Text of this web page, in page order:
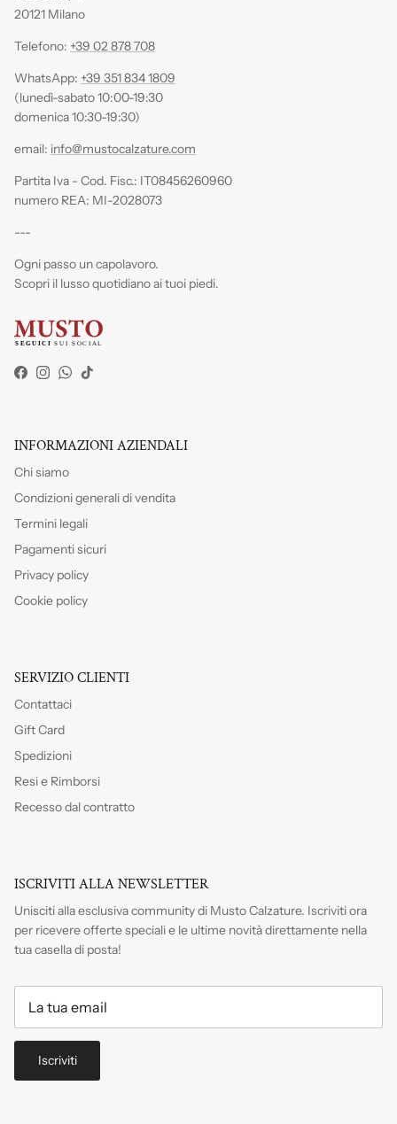
20121 Milano
Telefono: +39 02 878 708
WhatsApp: +39 351 834 1809
(lunedì-sabato 10:00-19:30
domenica 10:30-19:30)
email: info@mustocalzature.com
Partita Iva - Cod. Fisc.: IT08456260960
numero REA: MI-2028073
---
Ogni passo un capolavoro.
Scopri il lusso quotidiano ai tuoi piedi.
Facebook
Instagram
WhatsApp
TikTok
INFORMAZIONI AZIENDALI
Chi siamo
Condizioni generali di vendita
Termini legali
Pagamenti sicuri
Privacy policy
Cookie policy
SERVIZIO CLIENTI
Contattaci
Gift Card
Spedizioni
Resi e Rimborsi
Recesso dal contratto
ISCRIVITI ALLA NEWSLETTER
Unisciti alla esclusiva community di Musto Calzature. Iscrivitiora
per ricevere offerte speciali e le ultime novità direttamente nella
tua casella di posta!
Iscriviti